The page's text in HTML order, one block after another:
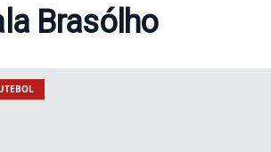
Brasólho